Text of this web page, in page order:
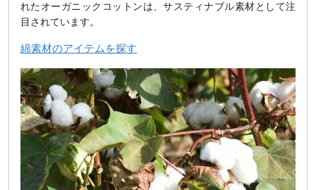
れたオーガニックコットンは、サスティナブル素材として注
目されています。
綿素材のアイテムを探す